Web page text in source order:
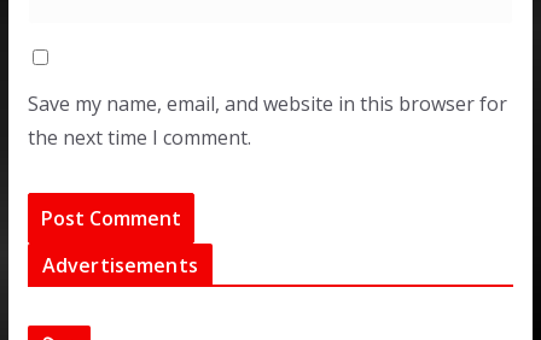
Save my name, email, and website in this browser for
the next time I comment.
Advertisements